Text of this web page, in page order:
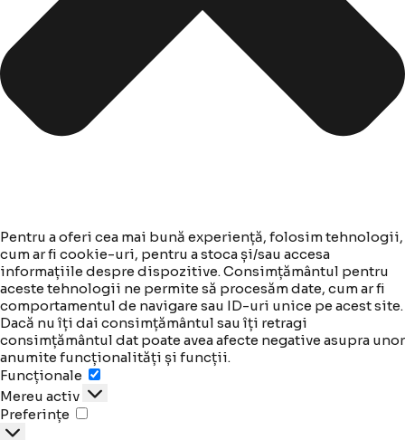
Pentru a oferi cea mai bună experiență, folosim tehnologii,
cum ar fi cookie-uri, pentru a stoca și/sau accesa
informațiile despre dispozitive. Consimțământul pentru
aceste tehnologii ne permite să procesăm date, cum ar fi
comportamentul de navigare sau ID-uri unice pe acest site.
Dacă nu îți dai consimțământul sau îți retragi
consimțământul dat poate avea afecte negative asupra unor
anumite funcționalități și funcții.
Funcționale
Funcționale
Mereu activ
Preferințe
Preferințe